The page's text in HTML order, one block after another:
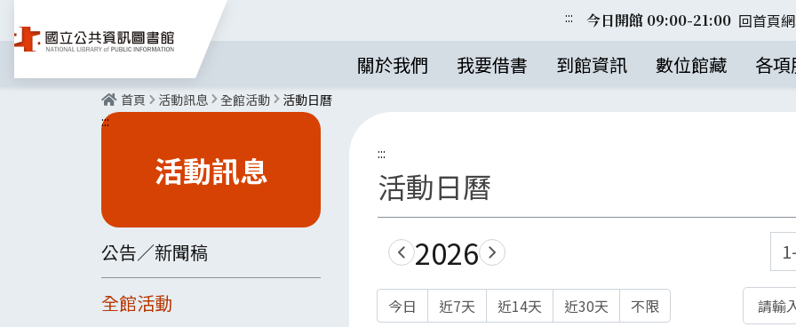
::: 今日開館 09:00-21:00 回首頁
關於我們 我要借書 到館資訊 數位館藏 各
首頁 活動訊息 全館活動
活動日曆
:::
活動訊息
公告／新聞稿
全館活動
:::
活動日曆
2025
2026 2027
今日 近7天 近14天 近30天 不限 關鍵字